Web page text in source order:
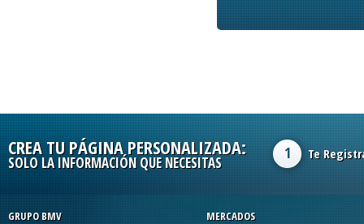
CREA TU PÁGINA PERSONALIZADA:
SOLO LA INFORMACIÓN QUE NECESITAS
1 Te
GRUPO BMV MERCADOS